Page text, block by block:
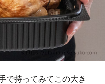
で持ってみてこの大き